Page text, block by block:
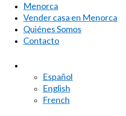
Menorca
Vender casa en Menorca
Quiénes Somos
Contacto
Español
English
French